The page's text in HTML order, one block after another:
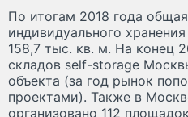
По итогам 2018 года
индивидуального
158,7 тыс. кв. м. На конец
складов self-storagе
объекта (за год рынок
проектами). Также в
организовано 112